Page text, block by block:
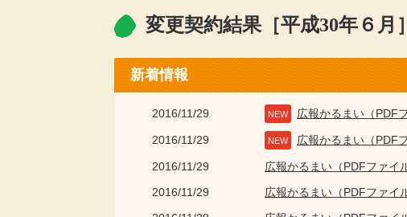
変更契約結果［平成30年６月］
新着情報
2016/11/29 NEW 広報かるまい（PDF
2016/11/29 NEW 広報かるまい（PDF
2016/11/29
広報かるまい（PDFファイ
2016/11/29
広報かるまい（PDFファイ